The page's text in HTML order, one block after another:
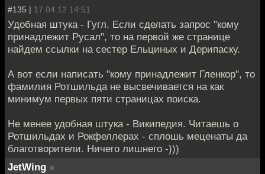
#135 | 17.04.12 14:51
Удобная штука - Гугл. Если сделать запрос "кому
принадлежит Русал", то на первой же странице
найдем ссылки на сестер Ельциных и Дерипаску.
А вот если написать "кому принадлежит Гленкор", то
фамилия Ротшильда не высвечивается на как
минимум первых пяти страницах поиска.
Не менее удобная штука - Википедия. Читаешь о
Ротшильдах и Рокфеллерах - сплошь меценаты да
благотворители. Ничего лишнего -)))
JetWing »